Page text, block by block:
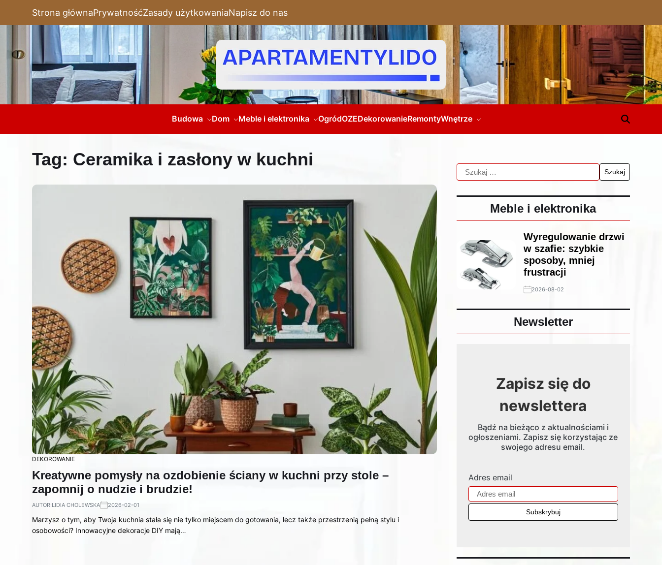
Strona głównaPrywatnośćZasady użytkowaniaNapisz do nas
Budowa Dom Meble i elektronika OgródOZEDekorowanieRemontyWnętrze
Tag: Ceramika i zasłony w kuchni
DEKOROWANIE
Kreatywne pomysły na ozdobienie ściany w kuchni przy stole –
zapomnij o nudzie i brudzie!
AUTOR:LIDIA CHOLEWSKA 2026-02-01
Marzysz o tym, aby Twoja kuchnia stała się nie tylko miejscem do gotowania, lecz także przestrzenią pełną stylu i
osobowości? Innowacyjne dekoracje DIY mają…
Meble i elektronika
Wyregulowanie drzwi
w szafie: szybkie
sposoby, mniej
frustracji
2026-08-02
Newsletter
Zapisz się do
newslettera
Bądź na bieżąco z aktualnościami i
ogłoszeniami. Zapisz się korzystając ze
swojego adresu email.
Adres email